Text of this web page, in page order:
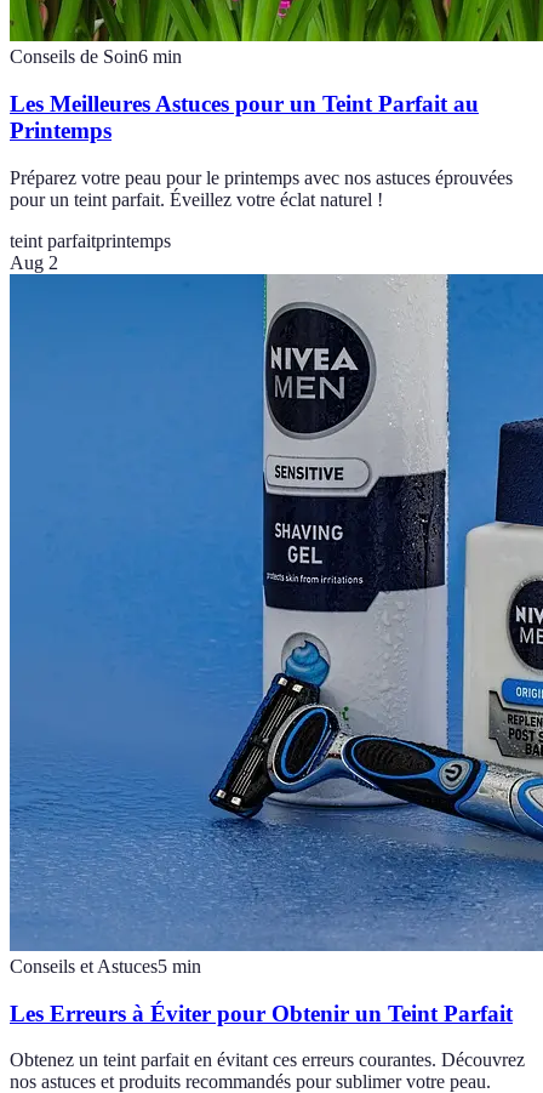
Conseils de Soin6 min
Les Meilleures Astuces pour un Teint Parfait au
Printemps
Préparez votre peau pour le printemps avec nos astuces éprouvées
pour un teint parfait. Éveillez votre éclat naturel !
teint parfaitprintemps
Aug 2
Conseils et Astuces5 min
Les Erreurs à Éviter pour Obtenir un Teint Parfait
Obtenez un teint parfait en évitant ces erreurs courantes. Découvrez
nos astuces et produits recommandés pour sublimer votre peau.